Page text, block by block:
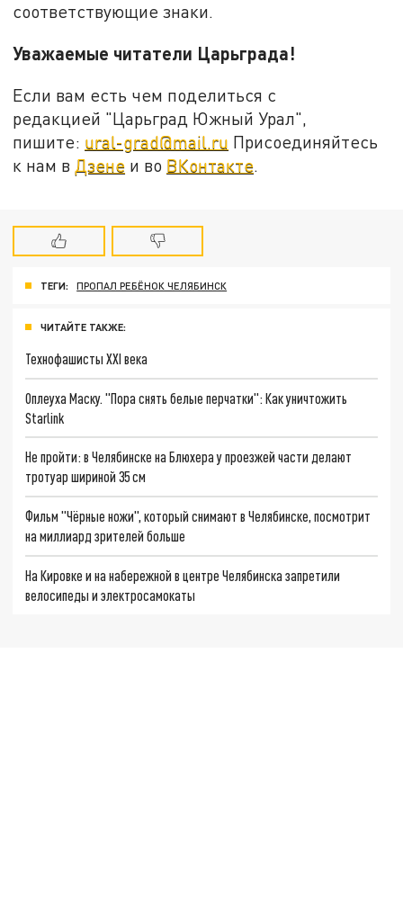
соответствующие знаки.
Уважаемые читатели Царьграда!
Если вам есть чем поделиться с
редакцией "Царьград Южный Урал",
пишите: ural-grad@mail.ru Присоединяйтесь
к нам в Дзене и во ВКонтакте
ТЕГИ: ПРОПАЛ РЕБЁНОК ЧЕЛЯБИНСК
ЧИТАЙТЕ ТАКЖЕ:
Технофашисты XXI века
Оплеуха Маску. "Пора снять белые перчатки": Как уничтожить
Starlink
Не пройти: в Челябинске на Блюхера у проезжей части делают
тротуар шириной 35 см
Фильм "Чёрные ножи", который снимают в Челябинске, посмотрит
на миллиард зрителей больше
На Кировке и на набережной в центре Челябинска запретили
велосипеды и электросамокаты